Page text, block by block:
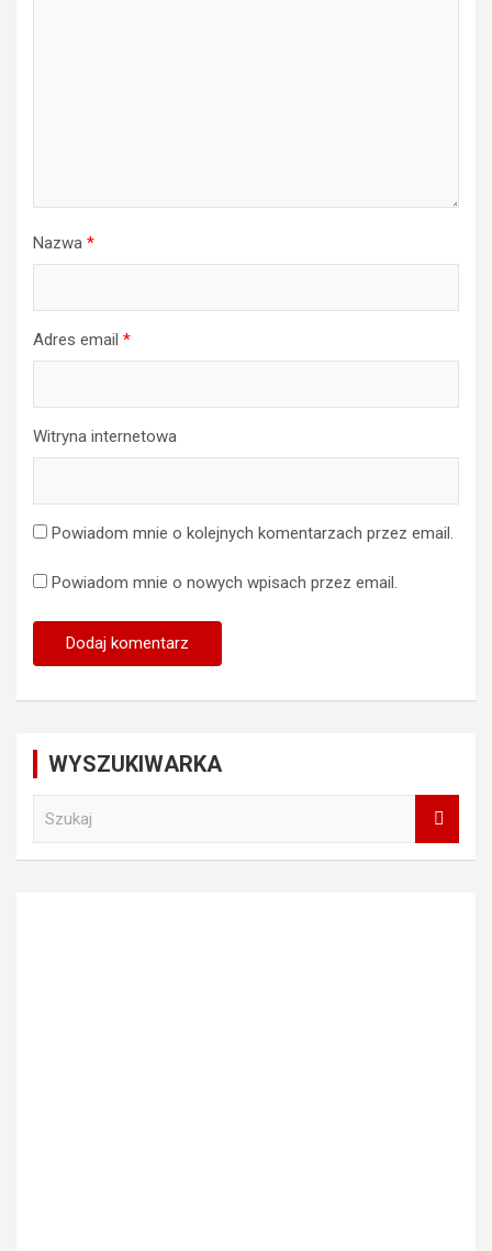
Nazwa *
Adres email *
Witryna internetowa
Powiadom mnie o kolejnych komentarzach przez email.
Powiadom mnie o nowych wpisach przez email.
WYSZUKIWARKA